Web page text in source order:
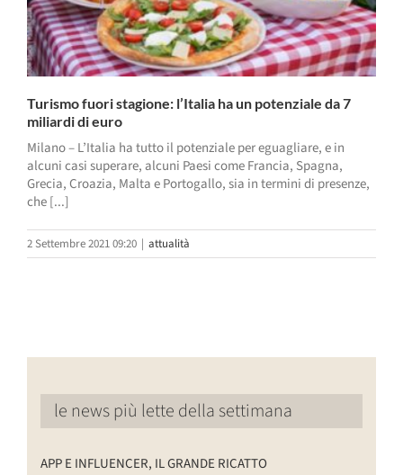
Turismo fuori stagione: l’Italia ha un potenziale da 7
miliardi di euro
Milano – L’Italia ha tutto il potenziale per eguagliare, e in
alcuni casi superare, alcuni Paesi come Francia, Spagna,
Grecia, Croazia, Malta e Portogallo, sia in termini di presenze,
che [...]
2 Settembre 2021 09:20 | attualità
le news più lette della settimana
APP E INFLUENCER, IL GRANDE RICATTO